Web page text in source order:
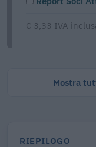
€ 3,33 IVA
Mostra
RIEPILOGO